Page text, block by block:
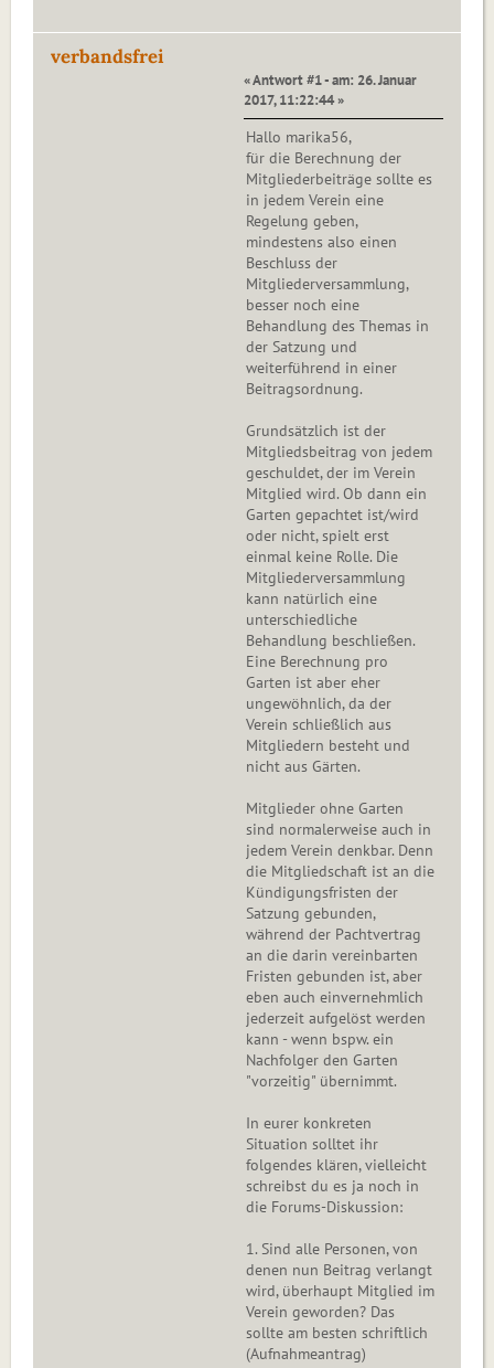
verbandsfrei
« Antwort #1 - am: 26. Januar
2017, 11:22:44 »
Hallo marika56,
für die Berechnung der
Mitgliederbeiträge sollte es
in jedem Verein eine
Regelung geben,
mindestens also einen
Beschluss der
Mitgliederversammlung,
besser noch eine
Behandlung des Themas in
der Satzung und
weiterführend in einer
Beitragsordnung.
Grundsätzlich ist der
Mitgliedsbeitrag von jedem
geschuldet, der im Verein
Mitglied wird. Ob dann ein
Garten gepachtet ist/wird
oder nicht, spielt erst
einmal keine Rolle. Die
Mitgliederversammlung
kann natürlich eine
unterschiedliche
Behandlung beschließen.
Eine Berechnung pro
Garten ist aber eher
ungewöhnlich, da der
Verein schließlich aus
Mitgliedern besteht und
nicht aus Gärten.
Mitglieder ohne Garten
sind normalerweise auch in
jedem Verein denkbar. Denn
die Mitgliedschaft ist an die
Kündigungsfristen der
Satzung gebunden,
während der Pachtvertrag
an die darin vereinbarten
Fristen gebunden ist, aber
eben auch einvernehmlich
jederzeit aufgelöst werden
kann - wenn bspw. ein
Nachfolger den Garten
"vorzeitig" übernimmt.
In eurer konkreten
Situation solltet ihr
folgendes klären, vielleicht
schreibst du es ja noch in
die Forums-Diskussion:
1. Sind alle Personen, von
denen nun Beitrag verlangt
wird, überhaupt Mitglied im
Verein geworden? Das
sollte am besten schriftlich
(Aufnahmeantrag)